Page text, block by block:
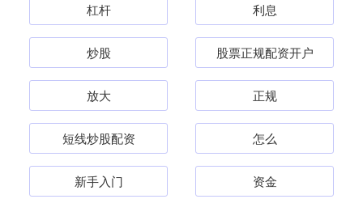
杠杆 利息
炒股 股票正规配资开户
放大 正规
短线炒股配资 怎么
新手入门 资金